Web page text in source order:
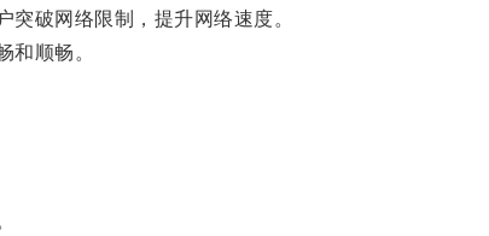
破网络限制，提升网络速度。
顺畅。